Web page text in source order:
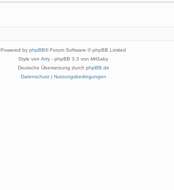
Powered by phpBB® Forum Software © phpBB Limited
Style von Arty - phpBB 3.3 von MrGaby
Deutsche Übersetzung durch phpBB.de
Datenschutz| Nutzungsbedingungen